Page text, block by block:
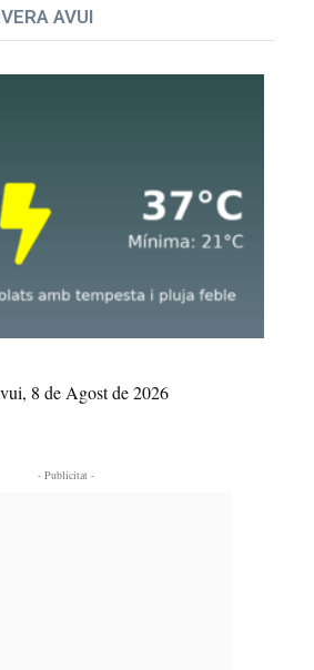
AVUI
8 de Agost de 2026
- Publicitat -